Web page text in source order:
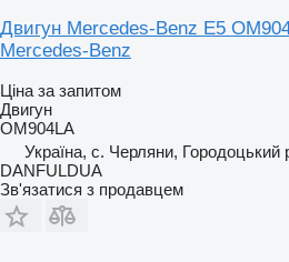
Двигун Mercedes-Benz E5
Mercedes-Benz
Ціна за запитом
Двигун
OM904LA
Україна, с. Черляни, Городоцький
DANFULDUA
Зв'язатися з продавцем